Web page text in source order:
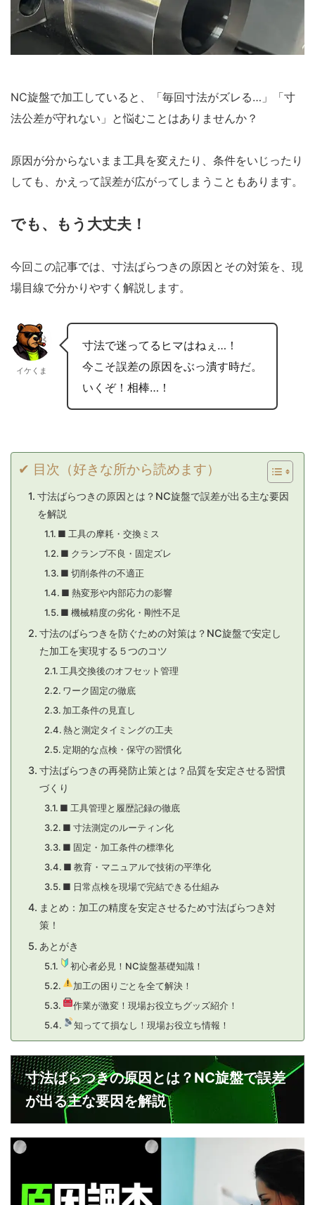
NC旋盤で加工していると、「毎回寸法がズレる…」「寸
法公差が守れない」と悩むことはありませんか？
原因が分からないまま工具を変えたり、条件をいじったり
しても、かえって誤差が広がってしまうこともあります。
でも、もう大丈夫！
今回この記事では、寸法ばらつきの原因とその対策を、現
場目線で分かりやすく解説します。
イケくま
寸法で迷ってるヒマはねぇ…！
今こそ誤差の原因をぶっ潰す時だ。
いくぞ！相棒…！
✔ 目次（好きな所から読めます）
寸法ばらつきの原因とは？NC旋盤で誤差が出る主な要因
を解説
■ 工具の摩耗・交換ミス
■ クランプ不良・固定ズレ
■ 切削条件の不適正
■ 熱変形や内部応力の影響
■ 機械精度の劣化・剛性不足
寸法のばらつきを防ぐための対策は？NC旋盤で安定し
た加工を実現する５つのコツ
工具交換後のオフセット管理
ワーク固定の徹底
加工条件の見直し
熱と測定タイミングの工夫
定期的な点検・保守の習慣化
寸法ばらつきの再発防止策とは？品質を安定させる習慣
づくり
■ 工具管理と履歴記録の徹底
■ 寸法測定のルーティン化
■ 固定・加工条件の標準化
■ 教育・マニュアルで技術の平準化
■ 日常点検を現場で完結できる仕組み
まとめ：加工の精度を安定させるため寸法ばらつき対
策！
あとがき
初心者必見！NC旋盤基礎知識！
加工の困りごとを全て解決！
作業が激変！現場お役立ちグッズ紹介！
知ってて損なし！現場お役立ち情報！
寸法ばらつきの原因とは？NC旋盤で誤差
が出る主な要因を解説